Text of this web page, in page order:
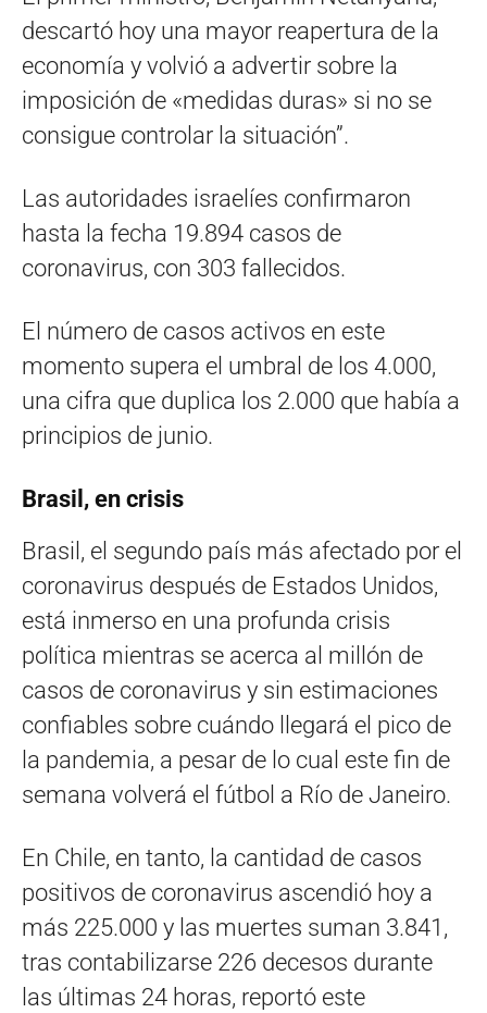
descartó hoy una mayor reapertura de la
economía y volvió a advertir sobre la
imposición de «medidas duras» si no se
consigue controlar la situación”.
Las autoridades israelíes confirmaron
hasta la fecha 19.894 casos de
coronavirus, con 303 fallecidos.
El número de casos activos en este
momento supera el umbral de los 4.000,
una cifra que duplica los 2.000 que había a
principios de junio.
Brasil, en crisis
Brasil, el segundo país más afectado por el
coronavirus después de Estados Unidos,
está inmerso en una profunda crisis
política mientras se acerca al millón de
casos de coronavirus y sin estimaciones
confiables sobre cuándo llegará el pico de
la pandemia, a pesar de lo cual este fin de
semana volverá el fútbol a Río de Janeiro.
En Chile, en tanto, la cantidad de casos
positivos de coronavirus ascendió hoy a
más 225.000 y las muertes suman 3.841,
tras contabilizarse 226 decesos durante
las últimas 24 horas, reportó este